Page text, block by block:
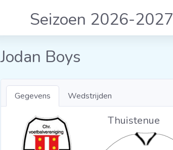
Seizoen 2026-2027
Jodan Boys
Gegevens Wedstrijden
Thuistenue